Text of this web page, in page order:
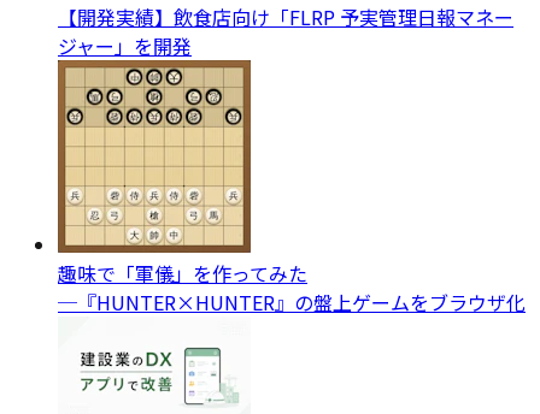
【開発実績】飲食店向け「FLRP 予実管理日報マネー
ジャー」を開発
趣味で「軍儀」を作ってみた
─『HUNTER×HUNTER』の盤上ゲームをブラウザ化